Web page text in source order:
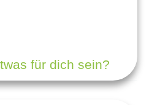
für dich sein?